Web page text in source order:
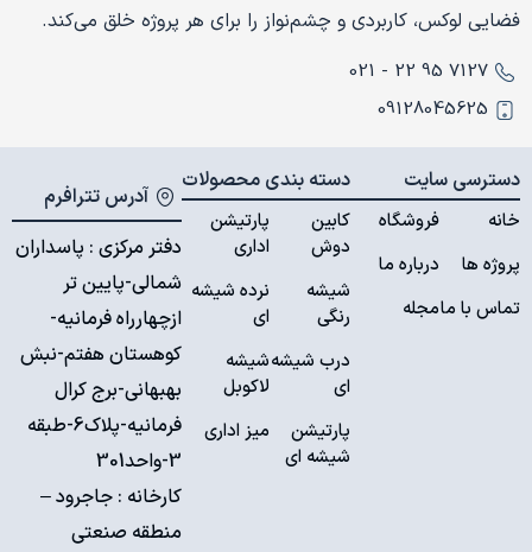
فضایی لوکس، کاربردی و چشم‌نواز را برای هر پروژه خلق می‌کند.
7127 95 22 - 021
09128045625
دسترسی سایت
خانه
پروژه ها
تماس با ما
فروشگاه
درباره ما
مجله
دسته بندی محصولات
کابین
دوش
شیشه
رنگی
درب شیشه
ای
پارتیشن
شیشه ای
پارتیشن
اداری
نرده شیشه
ای
شیشه
لاکوبل
میز اداری
آدرس تترافرم
دفتر مرکزی : پاسداران
شمالی-پایین تر
ازچهارراه فرمانیه-
کوهستان هفتم-نبش
بهبهانی-برج کرال
فرمانیه-پلاک6-طبقه
3-واحد301
کارخانه :جاجرود –
منطقه صنعتی